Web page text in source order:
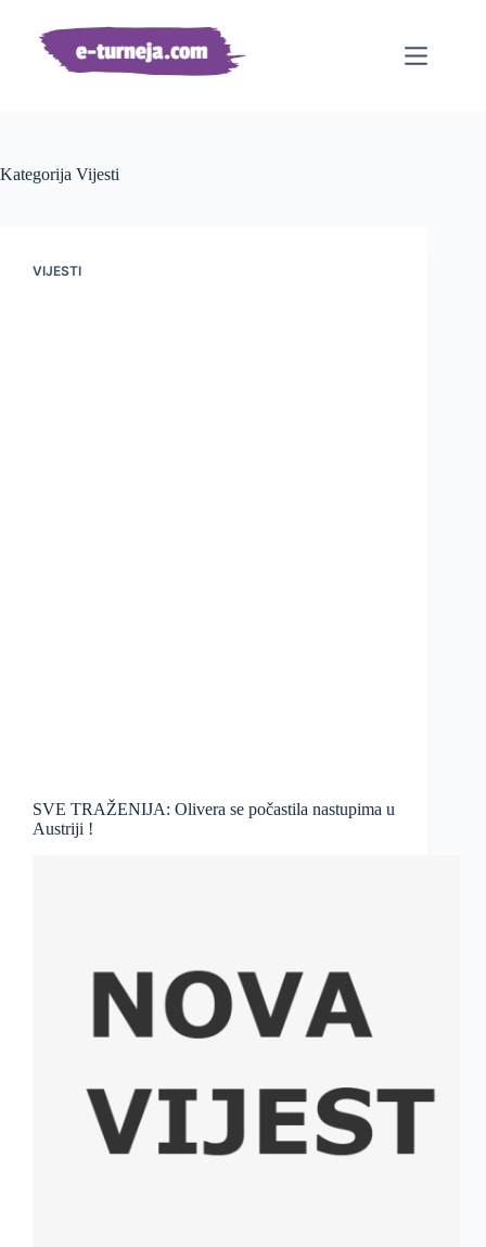
sadržaj
Kategorija Vijesti
VIJESTI
SVE TRAŽENIJA: Olivera se počastila nastupima u
Austriji !